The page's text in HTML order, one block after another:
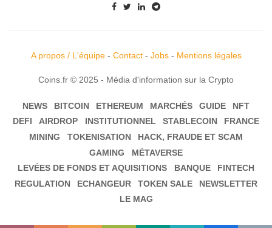
A propos / L'équipe- Contact- Jobs- Mentions légales
Coins.fr © 2025 - Média d'information sur la Crypto
NEWS BITCOIN ETHEREUM MARCHÉS GUIDE
NFT
DEFI
AIRDROP INSTITUTIONNEL STABLECOIN
FRANCE
MINING
TOKENISATION
HACK, FRAUDE ET SCAM
GAMING
MÉTAVERSE
LEVÉES DE FONDS ET AQUISITIONS
BANQUE
FINTECH
REGULATION
ECHANGEUR TOKEN SALE
NEWSLETTER
LE MAG